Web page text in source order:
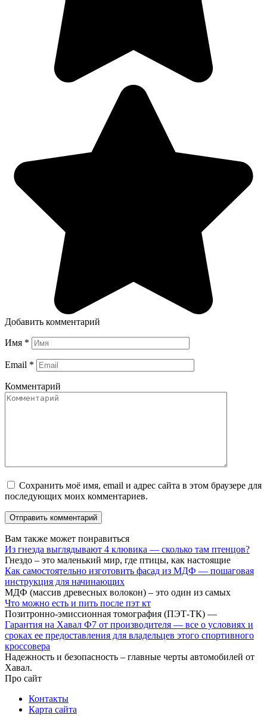
Добавить комментарий
Имя *
Email *
Комментарий
Сохранить моё имя, email и адрес сайта в этом браузере для
последующих моих комментариев.
Вам также может понравиться
Из гнезда выглядывают 4 клювика — сколько там птенцов?
Гнездо – это маленький мир, где птицы, как настоящие
Как самостоятельно изготовить фасад из МДФ — пошаговая
инструкция для начинающих
МДФ (массив древесных волокон) – это один из самых
Что можно есть и пить после пэт кт
Позитронно-эмиссионная томография (ПЭТ-ТК) —
Гарантия на Хавал Ф7 от производителя — все о условиях и
сроках ее предоставления для владельцев этого спортивного
кроссовера
Надежность и безопасность – главные черты автомобилей от
Хавал.
Про сайт
Контакты
Карта сайта